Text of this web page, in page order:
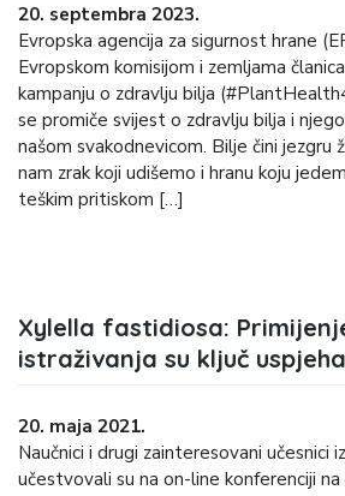
20. septembra 2023.
Evropska agencija za sigurnost hrane
Evropskom komisijom i zemljama
kampanju o zdravlju bilja
se promiče svijest o zdravlju bilja i
našom svakodnevicom. Bilje čini jezgru
nam zrak koji udišemo i hranu koju
teškim pritiskom […]
Xylella fastidiosa:
istraživanja su ključ uspjeha
20. maja 2021.
Naučnici i drugi zainteresovani učesnici
učestvovali su na on-line konferenciji